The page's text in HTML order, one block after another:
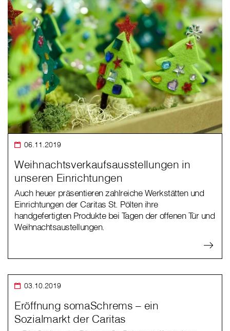
06.11.2019
Weihnachtsverkaufsausstellungen in
unseren Einrichtungen
Auch heuer präsentieren zahlreiche Werkstätten und
Einrichtungen der Caritas St. Pölten ihre
handgefertigten Produkte bei Tagen der offenen Tür und
Weihnachtsaustellungen.
03.10.2019
Eröffnung somaSchrems – ein
Sozialmarkt der Caritas